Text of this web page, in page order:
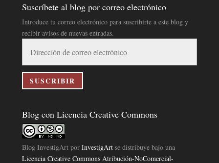
Suscríbete al blog por correo electrónico
Introduce tu correo electrónico para suscribirte a este blog y
recibir avisos de nuevas entradas.
correo
electrónico
SUSCRIBIR
Blog con Licencia Creative Commons
Blog InvestigArtpor InvestigArtse distribuye bajo una
Licencia Creative Commons Atribución-NoComercial-